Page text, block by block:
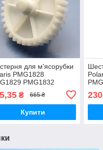
для м'ясорубки
PMG1828
PMG1832
PMG1848
PMG1875
приводна
₴ 665 ₴
Купити